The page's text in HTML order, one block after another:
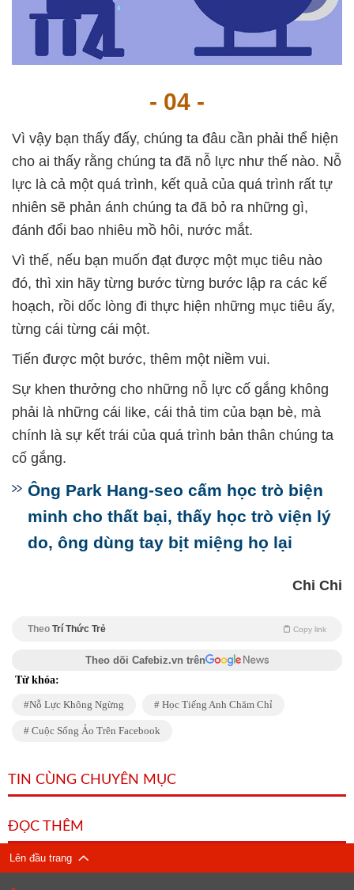
- 04 -
Vì vậy bạn thấy đấy, chúng ta đâu cần phải thể hiện
cho ai thấy rằng chúng ta đã nỗ lực như thế nào. Nỗ
lực là cả một quá trình, kết quả của quá trình rất tự
nhiên sẽ phản ánh chúng ta đã bỏ ra những gì,
đánh đổi bao nhiêu mồ hôi, nước mắt.
Vì thế, nếu bạn muốn đạt được một mục tiêu nào
đó, thì xin hãy từng bước từng bước lập ra các kế
hoạch, rồi dốc lòng đi thực hiện những mục tiêu ấy,
từng cái từng cái một.
Tiến được một bước, thêm một niềm vui.
Sự khen thưởng cho những nỗ lực cố gắng không
phải là những cái like, cái thả tim của bạn bè, mà
chính là sự kết trái của quá trình bản thân chúng ta
cố gắng.
Ông Park Hang-seo cấm học trò biện
minh cho thất bại, thấy học trò viện lý
do, ông dùng tay bịt miệng họ lại
Chi Chi
Theo Trí Thức Trẻ Copy link
Theo dõi Cafebiz.vn trên
Từ khóa:
Nỗ Lực Không Ngừng Học Tiếng Anh Chăm Chỉ
Cuộc Sống Ảo Trên Facebook
TIN CÙNG CHUYÊN MỤC
ĐỌC THÊM
Lên đầu trang